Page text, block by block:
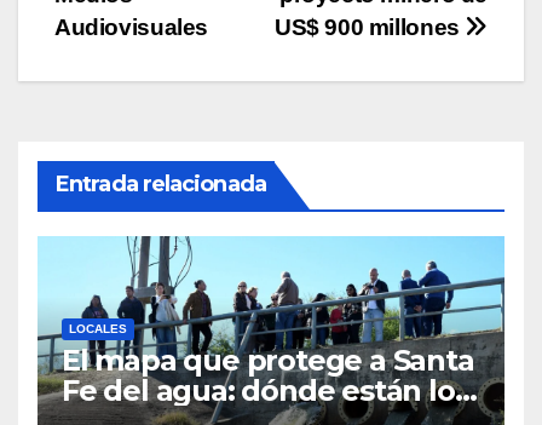
US$ 900 millones
Audiovisuales
Entrada relacionada
LOCALES
El mapa que protege a Santa
Fe del agua: dónde están los